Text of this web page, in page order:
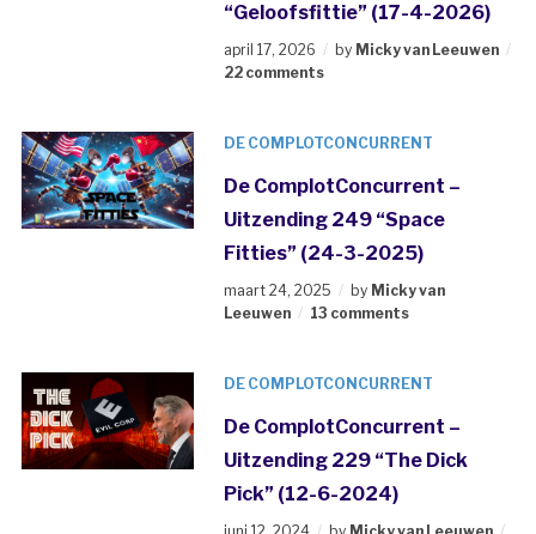
“Geloofsfittie” (17-4-2026)
april 17, 2026 by Micky van Leeuwen
22 comments
DE COMPLOTCONCURRENT
De ComplotConcurrent –
Uitzending 249 “Space
Fitties” (24-3-2025)
maart 24, 2025 by Micky van
Leeuwen
13 comments
DE COMPLOTCONCURRENT
De ComplotConcurrent –
Uitzending 229 “The Dick
Pick” (12-6-2024)